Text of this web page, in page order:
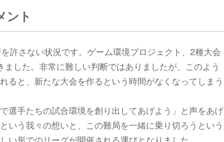
ント
許さない状況です。ゲーム環境プロジェクト、2種大会
した。非常に難しい判断ではありましたが、このよう
ると、新たな大会を作るという時間がなくなってしまう
選手たちの試合環境を創り出してあげよう」と声をあげ
いう我々の想いと、この難局を一緒に乗り切ろうという
形でのリーグが開催される運びとなりました。